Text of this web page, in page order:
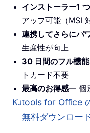
インストーラー1
アップ可能（MSI
連携してさらにパ
生産性が向上
30 日間のフル機
トカード不要
最高のお得感— 個
Kutools for Office
無料ダウンロー